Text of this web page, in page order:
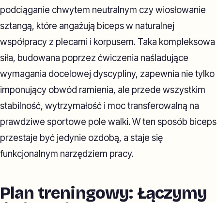
podciąganie chwytem neutralnym czy wiosłowanie
sztangą, które angażują biceps w naturalnej
współpracy z plecami i korpusem. Taka kompleksowa
siła, budowana poprzez ćwiczenia naśladujące
wymagania docelowej dyscypliny, zapewnia nie tylko
imponujący obwód ramienia, ale przede wszystkim
stabilność, wytrzymałość i moc transferowalną na
prawdziwe sportowe pole walki. W ten sposób biceps
przestaje być jedynie ozdobą, a staje się
funkcjonalnym narzędziem pracy.
Plan treningowy: Łączymy